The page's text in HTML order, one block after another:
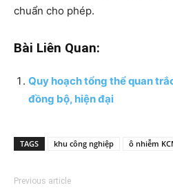
chuẩn cho phép.
Bài Liên Quan:
Quy hoạch tổng thể quan
đồng bộ, hiện đại
TAGS khu công nghiệp ô nhiễm
Previous article